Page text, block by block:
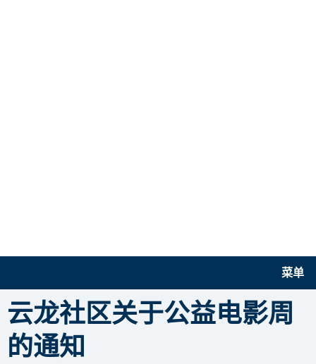
菜单
云龙社区关于公益电影周
的通知